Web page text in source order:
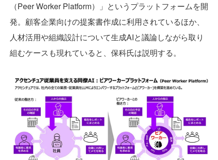
（Peer Worker Platform）」というプラットフォームを開
発。顧客企業向けの提案書作成に利用されているほか、
人材活用や組織設計について生成AIと議論しながら取り
組むケースも現れていると、保科氏は説明する。